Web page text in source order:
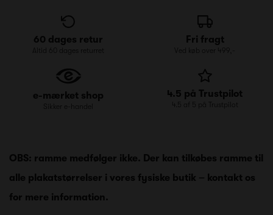
60 dages retur
Altid 60 dages returret
Fri fragt
Ved køb over 499,-
e-mærket shop
Sikker e-handel
4.5 på Trustpilot
4.5 af 5 på Trustpilot
OBS: ramme medfølger ikke. Der kan tilkøbes ramme til
alle plakatstørrelser i vores fysiske butik – kontakt os
for mere information.